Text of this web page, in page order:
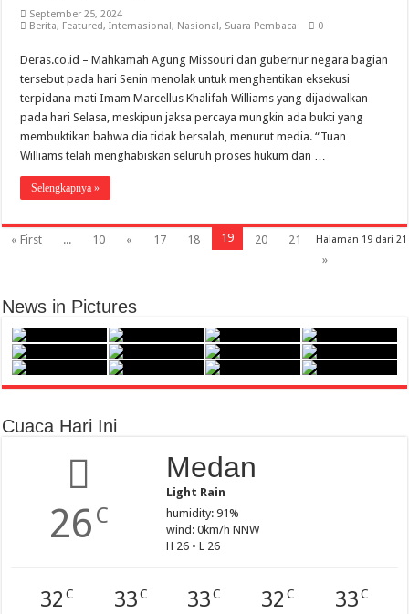
September 25, 2024
Berita, Featured,Internasional, Nasional, Suara Pembaca 0
Deras.co.id – Mahkamah Agung Missouri dan gubernur negara bagian
tersebut pada hari Senin menolak untuk menghentikan eksekusi
terpidana mati Imam Marcellus Khalifah Williams yang dijadwalkan
pada hari Selasa, meskipun jaksa percaya mungkin ada bukti yang
membuktikan bahwa dia tidak bersalah, menurut media. “Tuan
Williams telah menghabiskan seluruh proses hukum dan …
Selengkapnya »
Halaman 19 dari 21
« First ... 10 « 17 18 19 20
21
»
News in Pictures
Cuaca Hari Ini
26 C
Medan
Light Rain
humidity: 91%
wind: 0km/h NNW
H 26 • L 26
32 C 33C 33 C 32 C 33C